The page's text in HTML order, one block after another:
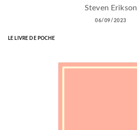
Steven Erikson
06/09/2023
LE LIVRE DE POCHE